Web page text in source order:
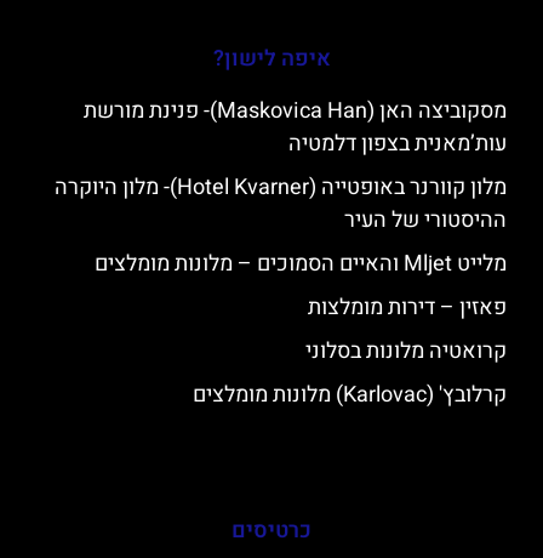
איפה לישון?
מסקוביצה האן (Maskovica Han)- פנינת מורשת
עות’מאנית בצפון דלמטיה
מלון קוורנר באופטייה (Hotel Kvarner)- מלון היוקרה
ההיסטורי של העיר
מלייט Mljet והאיים הסמוכים – מלונות מומלצים
פאזין – דירות מומלצות
קרואטיה מלונות בסלוני
קרלובץ' (Karlovac) מלונות מומלצים
כרטיסים